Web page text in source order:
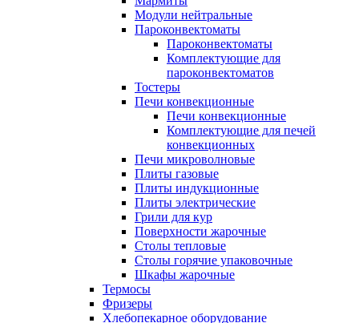
Модули нейтральные
Пароконвектоматы
Пароконвектоматы
Комплектующие для
пароконвектоматов
Тостеры
Печи конвекционные
Печи конвекционные
Комплектующие для печей
конвекционных
Печи микроволновые
Плиты газовые
Плиты индукционные
Плиты электрические
Грили для кур
Поверхности жарочные
Столы тепловые
Столы горячие упаковочные
Шкафы жарочные
Термосы
Фризеры
Хлебопекарное оборудование